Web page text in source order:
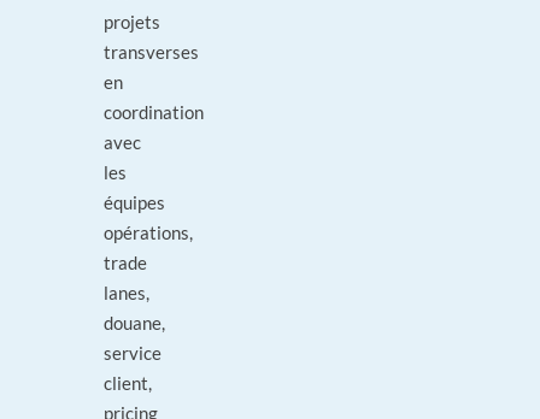
projets
transverses
en
coordination
avec
les
équipes
opérations,
trade
lanes,
douane,
service
client,
pricing